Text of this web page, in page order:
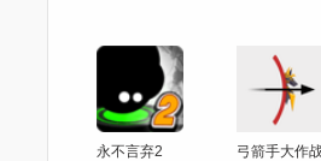
永不言弃2
弓箭手大作